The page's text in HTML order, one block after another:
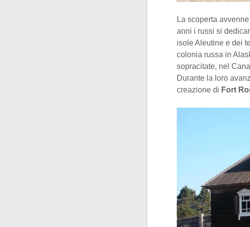
La scoperta
anni i russi si
isole Aleutine e dei
colonia russa in
sopracitate, nel
Durante la loro
creazione di Fort